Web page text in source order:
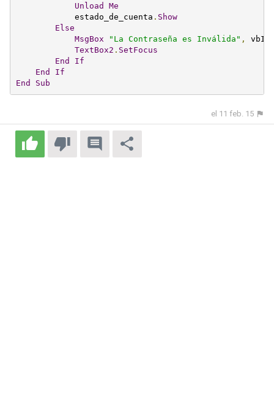
Unload
Me
estado_de_cuenta . Show
Else
MsgBox
"La Contraseña es Inválida" ,
TextBox2 . SetFocus
End
If
End
If
End
Sub
el 11 feb. 15